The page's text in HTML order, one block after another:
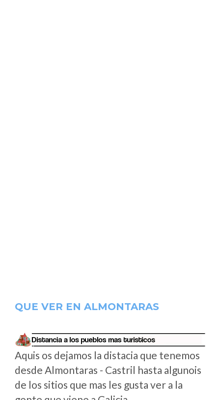
QUE VER EN ALMONTARAS
Aquis os dejamos la distacia que tenemos
desde Almontaras - Castril hasta algunois
de los sitios que mas les gusta ver a la